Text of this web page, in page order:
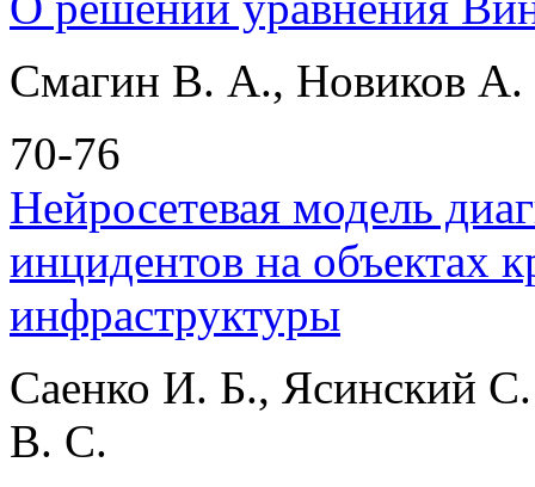
Смагин В. А., Новиков
70-76
Нейросетевая модель
инцидентов на объектах
инфраструктуры
Саенко И. Б., Ясинский
В. С.